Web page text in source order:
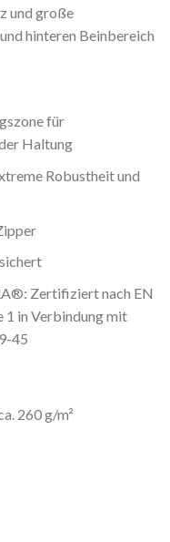
und große
hinteren Beinbereich
für
Haltung
Robustheit und
Zertifiziert nach EN
1 in Verbindung mit
45
260 g/m²